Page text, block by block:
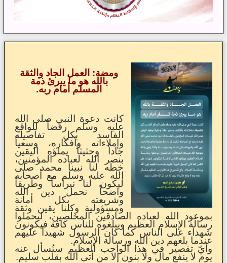
ومضة: العمل الجاد والثقة
بالله هو ما يبرئ ذمة
المسلم أمام ربه.
كانت دعوة النبي صلى الله
عليه وسلم رفضاً للواقع
الفاسد بكل تفاصيله
وإملاءاته وأفكاره، وسعياً
جاداً وحثيثاً يملؤه اليقين
بنصر الله لعباده المؤمنين،
خطه لنا نبينا محمد صلى
الله عليه وسلم مع أصحابه
ليكون لنا نبراساً وطريقاً
واضحاً نحمل دين الله
وشريعته بكل أمانة
ومسؤولية وكلنا يقين وثقة
بموعود الله لعباده الصادقين المخلصين، ليحملوا
رسالة الإسلام العظيم ويبلغوه للناس كافة فيكونون
شهداء على الناس كما كان الرسول شهيداً عليهم
عندما بلغهم دين الله ورسالة الإسلام.
وأيّ تقصير في هذا الواجب العظيم سنُسأل عنه
يوم لا ينفع مال ولا بنون إلا من أتى الله بقلب سليم.